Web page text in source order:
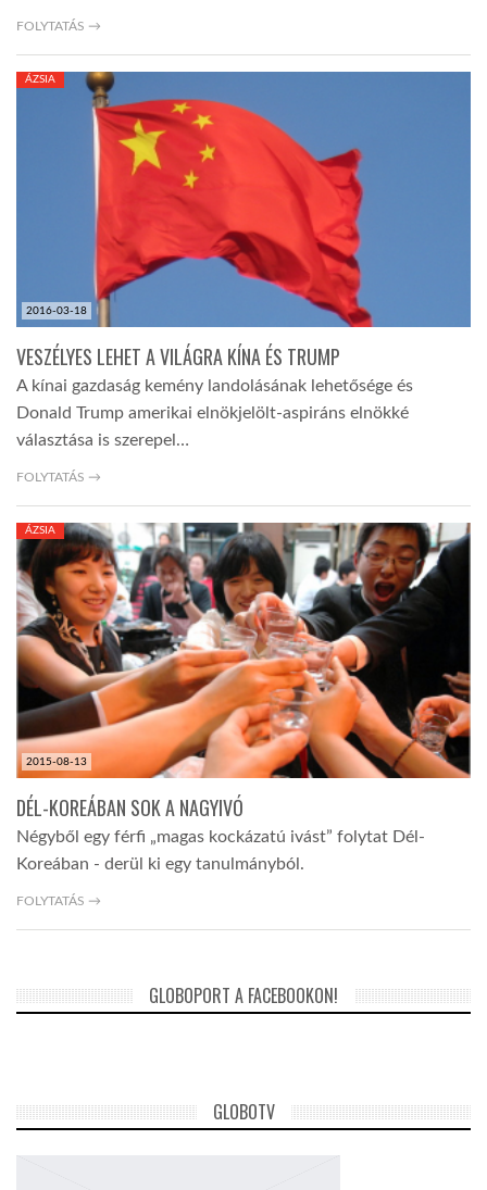
FOLYTATÁS →
2016-03-18
ÁZSIA
VESZÉLYES LEHET A VILÁGRA KÍNA ÉS TRUMP
A kínai gazdaság kemény landolásának lehetősége és
Donald Trump amerikai elnökjelölt-aspiráns elnökké
választása is szerepel…
FOLYTATÁS →
2015-08-13
ÁZSIA
DÉL-KOREÁBAN SOK A NAGYIVÓ
Négyből egy férfi „magas kockázatú ivást” folytat Dél-
Koreában - derül ki egy tanulmányból.
FOLYTATÁS →
GLOBOPORT A FACEBOOKON!
GLOBOTV